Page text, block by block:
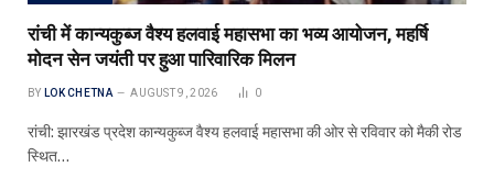
रांची में कान्यकुब्ज वैश्य हलवाई महासभा का भव्य आयोजन, महर्षि
मोदन सेन जयंती पर हुआ पारिवारिक मिलन
BY LOK CHETNA AUGUST 9, 2026 0
रांची: झारखंड प्रदेश कान्यकुब्ज वैश्य हलवाई महासभा की ओर से रविवार को मैकी रोड
स्थित…